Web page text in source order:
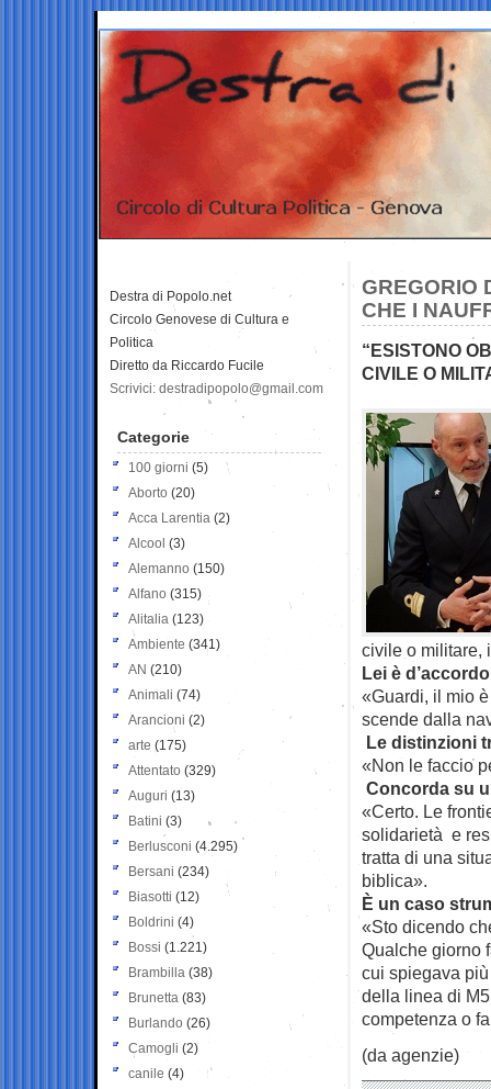
GREGORIO
CHE I
“ESISTONO
CIVILE O
civile o militare,
Lei è
«Guardi, il mio
scende dalla
Le distinzioni
«Non le faccio
Concorda su
«Certo. Le
solidarietà e
tratta di una
biblica».
È un caso
«Sto dicendo
Qualche giorno
cui spiegava
della linea di
competenza o
(da agenzie)
Destra di Popolo.net
Circolo Genovese di Cultura e
Politica
Diretto da Riccardo Fucile
Scrivici: destradipopolo@gmail.com
Categorie
100 giorni (5)
Aborto (20)
Acca Larentia (2)
Alcool (3)
Alemanno (150)
Alfano (315)
Alitalia (123)
Ambiente (341)
AN (210)
Animali (74)
Arancioni (2)
arte (175)
Attentato (329)
Auguri (13)
Batini (3)
Berlusconi (4.295)
Bersani (234)
Biasotti (12)
Boldrini (4)
Bossi (1.221)
Brambilla (38)
Brunetta (83)
Burlando (26)
Camogli (2)
canile (4)